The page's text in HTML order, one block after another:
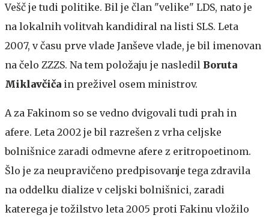
Vešč je tudi politike. Bil je član "velike" LDS, nato je
na lokalnih volitvah kandidiral na listi SLS. Leta
2007, v času prve vlade Janševe vlade, je bil imenovan
na čelo ZZZS. Na tem položaju je nasledil Boruta
Miklavčiča in preživel osem ministrov.
A za Fakinom so se vedno dvigovali tudi prah in
afere. Leta 2002 je bil razrešen z vrha celjske
bolnišnice zaradi odmevne afere z eritropoetinom.
Šlo je za neupravičeno predpisovanje tega zdravila
na oddelku dialize v celjski bolnišnici, zaradi
katerega je tožilstvo leta 2005 proti Fakinu vložilo